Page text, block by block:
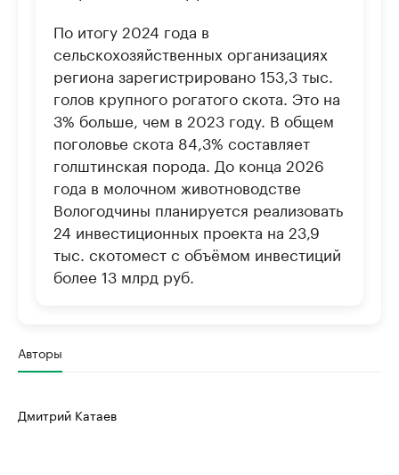
По итогу 2024 года в
сельскохозяйственных организациях
региона зарегистрировано 153,3 тыс.
голов крупного рогатого скота. Это на
3% больше, чем в 2023 году. В общем
поголовье скота 84,3% составляет
голштинская порода. До конца 2026
года в молочном животноводстве
Вологодчины планируется реализовать
24 инвестиционных проекта на 23,9
тыс. скотомест с объёмом инвестиций
более 13 млрд руб.
Авторы
Дмитрий Катаев